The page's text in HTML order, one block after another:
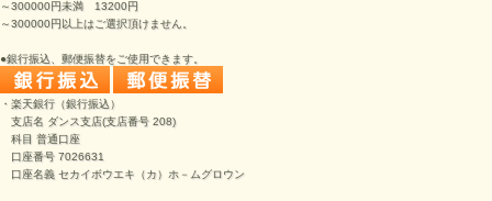
～300000円未満 13200円
～300000円以上はご選択頂けません。
●銀行振込、郵便振替をご使用できます。
・楽天銀行（銀行振込）
支店名 ダンス支店(支店番号 208)
科目 普通口座
口座番号 7026631
口座名義 セカイボウエキ（カ）ホ－ムグロウン